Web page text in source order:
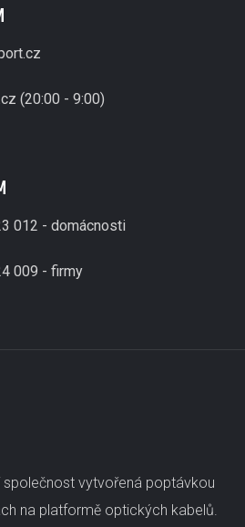
(20:00 - 9:00)
012 - domácnosti
009 - firmy
vytvořená poptávkou
na platformě optických kabelů.